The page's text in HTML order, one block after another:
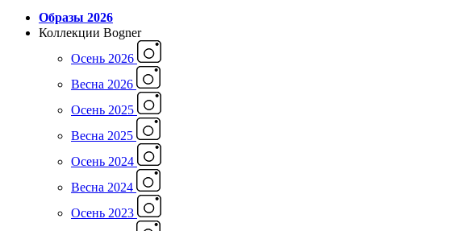
Образы 2026
Коллекции Bogner
Осень 2026
Весна 2026
Осень 2025
Весна 2025
Осень 2024
Весна 2024
Осень 2023